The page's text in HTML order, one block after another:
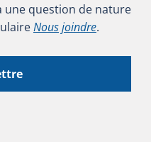
une question de nature
Nous joindre.